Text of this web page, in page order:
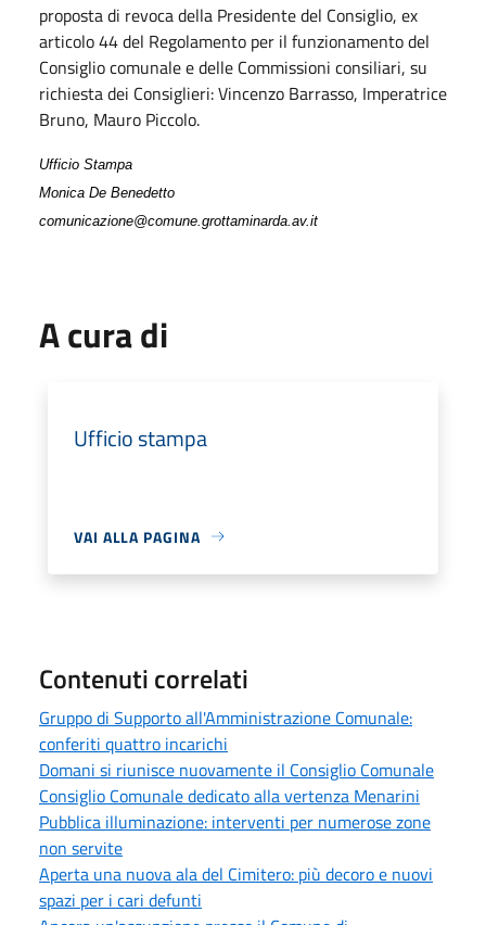
proposta di revoca della Presidente del Consiglio, ex
articolo 44 del Regolamento per il funzionamento del
Consiglio comunale e delle Commissioni consiliari, su
richiesta dei Consiglieri: Vincenzo Barrasso, Imperatrice
Bruno, Mauro Piccolo.
Ufficio Stampa
Monica De Benedetto
comunicazione@comune.grottaminarda.av.it
A cura di
Ufficio stampa
VAI ALLA PAGINA
Contenuti correlati
Gruppo di Supporto all'Amministrazione Comunale:
conferiti quattro incarichi
Domani si riunisce nuovamente il Consiglio Comunale
Consiglio Comunale dedicato alla vertenza Menarini
Pubblica illuminazione: interventi per numerose zone
non servite
Aperta una nuova ala del Cimitero: più decoro e nuovi
spazi per i cari defunti